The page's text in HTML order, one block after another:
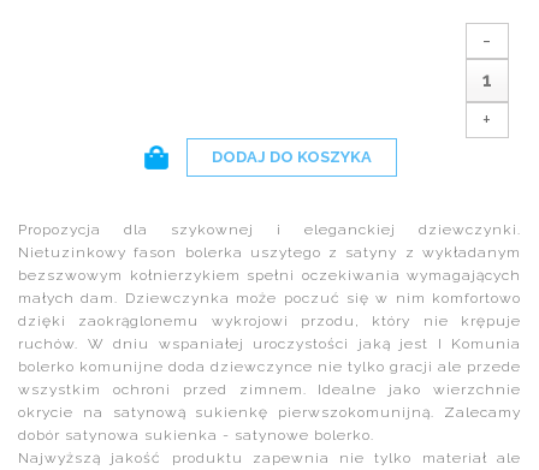
-
+
DODAJ DO KOSZYKA
Propozycja dla szykownej i eleganckiej dziewczynki.
Nietuzinkowy fason bolerka uszytego z satyny z wykładanym
bezszwowym kołnierzykiem spełni oczekiwania wymagających
małych dam. Dziewczynka może poczuć się w nim komfortowo
dzięki zaokrąglonemu wykrojowi przodu, który nie krępuje
ruchów. W dniu wspaniałej uroczystości jaką jest I Komunia
bolerko komunijne doda dziewczynce nie tylko gracji ale przede
wszystkim ochroni przed zimnem. Idealne jako wierzchnie
okrycie na satynową sukienkę pierwszokomunijną. Zalecamy
dobór satynowa sukienka - satynowe bolerko.
Najwyższą jakość produktu zapewnia nie tylko materiał ale